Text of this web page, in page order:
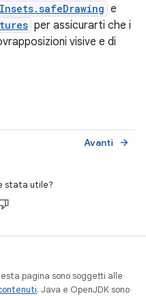
e
per assicurarti che i
visive e di
Avanti arrow_forward
stata utile?
pagina sono soggetti alle
. Java e OpenJDK sono